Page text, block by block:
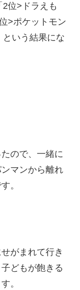
位>ドラえも
>ポケットモン
いう結果にな
ので、一緒に
マンから離れ
。
がまれて行き
どもが飽きる
。